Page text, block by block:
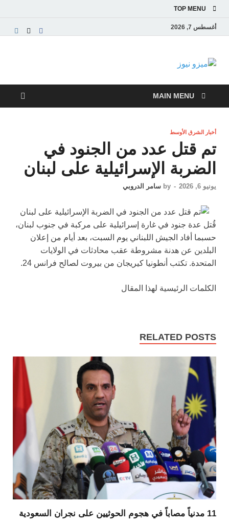
TOP MENU
أغسطس 7, 2026
ميزو نيوز
والاقتصادية
MAIN MENU
أخبار الشرق الأوسط
تم قتل عدد من الجنود في
الضربة الإسرائيلية على لبنان
يونيو 6, 2026 -
by سامر الدروبي
قُتل عدة جنود في غارة إسرائيلية على مركبة في جنوب لبنان،
حسبما أفاد الجيش اللبناني يوم السبت، بعد أيام من إعلان
البلدين عن هدنة مشروطة عقب محادثات في الولايات
المتحدة. تكتب أنطونيا كيريجان من بيروت لصالح فرانس 24.
الكلمات الرئيسية لهذا المقال
RELATED POSTS
11 مدنياً مصاباً في هجوم الحوثيين على نجران السعودية